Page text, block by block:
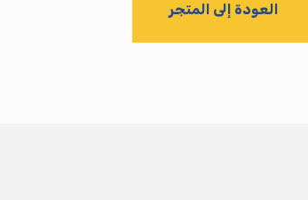
العودة إلى المتجر